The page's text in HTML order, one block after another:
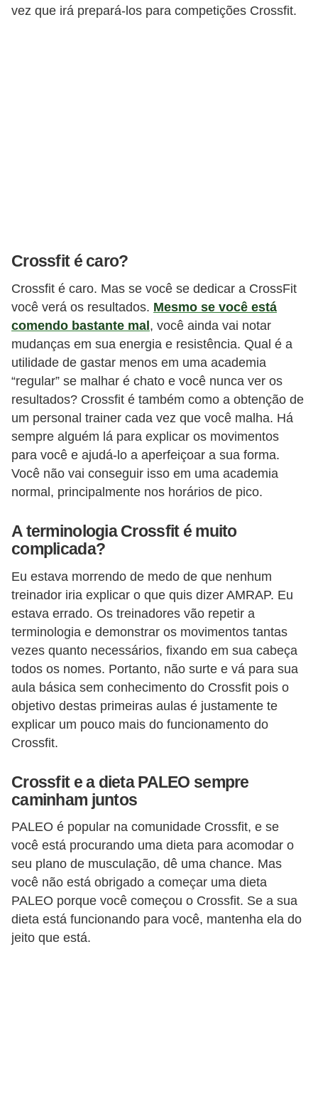
vez que irá prepará-los para competições Crossfit.
Crossfit é caro?
Crossfit é caro. Mas se você se dedicar a CrossFit
você verá os resultados. Mesmo se você está
comendo bastante mal, você ainda vai notar
mudanças em sua energia e resistência. Qual é a
utilidade de gastar menos em uma academia
“regular” se malhar é chato e você nunca ver os
resultados? Crossfit é também como a obtenção de
um personal trainer cada vez que você malha. Há
sempre alguém lá para explicar os movimentos
para você e ajudá-lo a aperfeiçoar a sua forma.
Você não vai conseguir isso em uma academia
normal, principalmente nos horários de pico.
A terminologia Crossfit é muito
complicada?
Eu estava morrendo de medo de que nenhum
treinador iria explicar o que quis dizer AMRAP. Eu
estava errado. Os treinadores vão repetir a
terminologia e demonstrar os movimentos tantas
vezes quanto necessários, fixando em sua cabeça
todos os nomes. Portanto, não surte e vá para sua
aula básica sem conhecimento do Crossfit pois o
objetivo destas primeiras aulas é justamente te
explicar um pouco mais do funcionamento do
Crossfit.
Crossfit e a dieta PALEO sempre
caminham juntos
PALEO é popular na comunidade Crossfit, e se
você está procurando uma dieta para acomodar o
seu plano de musculação, dê uma chance. Mas
você não está obrigado a começar uma dieta
PALEO porque você começou o Crossfit. Se a sua
dieta está funcionando para você, mantenha ela do
jeito que está.